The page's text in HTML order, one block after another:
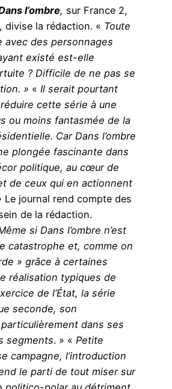
l’ombre, sur France 2,
divise la rédaction. « Toute
avec des personnages
existé est-elle
? Difficile de ne pas se
» « Il serait pourtant
cette série à une
ou moins fantasmée de la
Car Dans l’ombre
plongée fascinante dans
politique, au cœur de
de ceux qui en actionnent
Le journal rend compte des
de la rédaction.
si Dans l’ombre n’est
catastrophe et, comme on
» grâce à certaines
réalisation typiques de
de l’État, la série
seconde, son
dans ses
segments. » « Petite
campagne, l’introduction
le parti de tout miser sur